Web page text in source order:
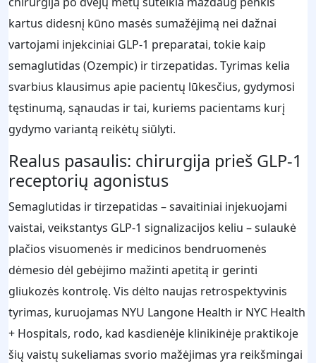
kartus didesnį kūno masės sumažėjimą nei dažnai
vartojami injekciniai GLP‑1 preparatai, tokie kaip
semaglutidas (Ozempic) ir tirzepatidas. Tyrimas kelia
svarbius klausimus apie pacientų lūkesčius, gydymosi
tęstinumą, sąnaudas ir tai, kuriems pacientams kurį
gydymo variantą reikėtų siūlyti.
Realus pasaulis: chirurgija prieš GLP‑1
receptorių agonistus
Semaglutidas ir tirzepatidas – savaitiniai injekuojami
vaistai, veikstantys GLP‑1 signalizacijos keliu – sulaukė
plačios visuomenės ir medicinos bendruomenės
dėmesio dėl gebėjimo mažinti apetitą ir gerinti
gliukozės kontrolę. Vis dėlto naujas retrospektyvinis
tyrimas, kuruojamas NYU Langone Health ir NYC Health
+ Hospitals, rodo, kad kasdienėje klinikinėje praktikoje
šių vaistų sukeliamas svorio mažėjimas yra reikšmingai